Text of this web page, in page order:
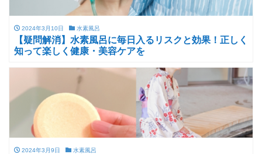
2024年3月10日 水素風呂
【疑問解消】水素風呂に毎日入るリスクと効果！正しく
知って楽しく健康・美容ケアを
2024年3月9日 水素風呂